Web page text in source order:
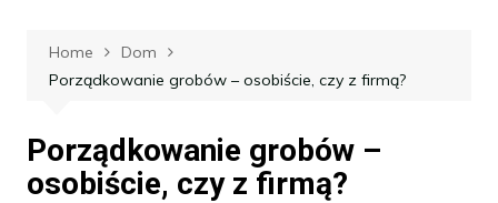
Home
Dom
Porządkowanie grobów – osobiście, czy z firmą?
Porządkowanie grobów –
osobiście, czy z firmą?